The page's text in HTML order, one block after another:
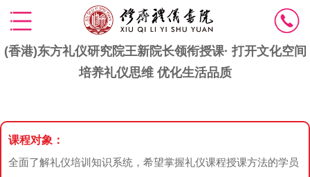
(香港)东方礼仪研究院王新院长领衔授课· 打开文化空间
培养礼仪思维 优化生活品质
课程对象：
全面了解礼仪培训知识系统，希望掌握礼仪课程授课方法的学员